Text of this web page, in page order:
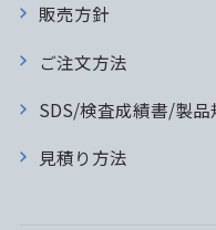
販売方針
ご注文方法
SDS/検査成績書/製
見積り方法